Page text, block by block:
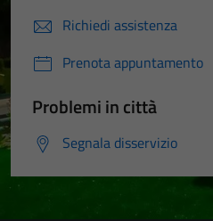
Richiedi assistenza
Prenota appuntamento
Problemi in città
Segnala disservizio